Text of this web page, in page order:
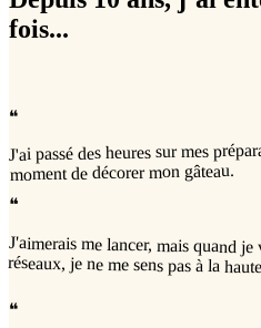
fois...
❝
J'ai passé des heures sur mes
moment de décorer mon gâteau.
❝
J'aimerais me lancer, mais quand
réseaux, je ne me sens pas à la
❝